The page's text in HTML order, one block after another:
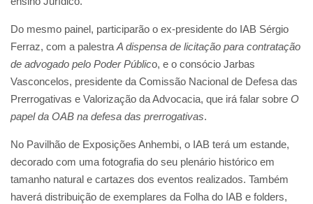
Do mesmo painel, participarão o ex-presidente do IAB Sérgio
Ferraz, com a palestra A dispensa de licitação para contratação
de advogado pelo Poder Público, e o consócio Jarbas
Vasconcelos, presidente da Comissão Nacional de Defesa das
Prerrogativas e Valorização da Advocacia, que irá falar sobre O
papel da OAB na defesa das prerrogativas.
No Pavilhão de Exposições Anhembi, o IAB terá um estande,
decorado com uma fotografia do seu plenário histórico em
tamanho natural e cartazes dos eventos realizados. Também
haverá distribuição de exemplares da Folha do IAB e folders,